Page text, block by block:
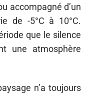
accompagné d’un
de -5°C à 10°C.
que le silence
une atmosphère
n’a toujours